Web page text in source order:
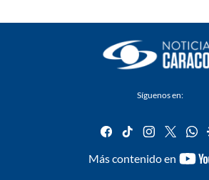
Síguenos en:
facebook
tiktok instagram
twitter
Más contenido en